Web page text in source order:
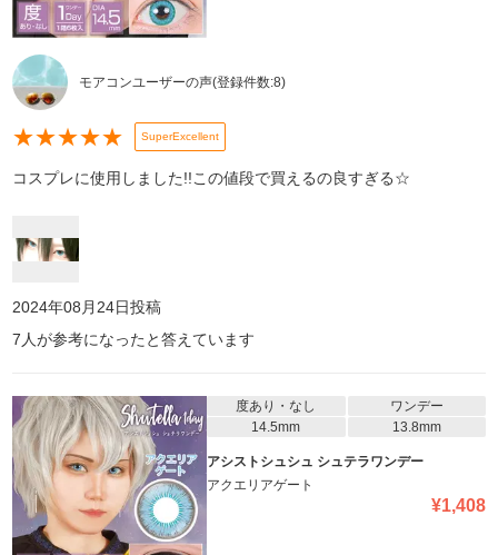
モアコンユーザーの声(登録件数:8)
★★★★★ SuperExcellent
コスプレに使用しました!!この値段で買えるの良すぎる☆
2024年08月24日投稿
7 人が参考になったと答えています
度あり・なし
ワンデー
14.5mm
13.8mm
アシストシュシュ シュテラワンデー
アクエリアゲート
¥1,408